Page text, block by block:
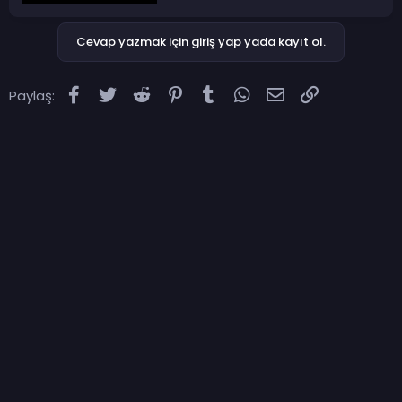
Cevap yazmak için giriş yap yada kayıt ol.
Paylaş: Facebook
Twitter Reddit Pinterest
Tumblr WhatsApp
E-posta